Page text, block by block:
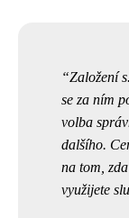
Založení
se za ním
volba
dalšího.
na tom,
využijete